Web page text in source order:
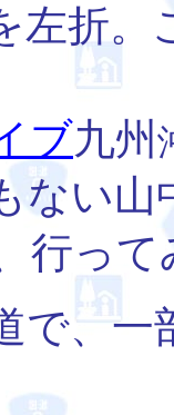
左折。
ブ九州
ない山
行っ
、一